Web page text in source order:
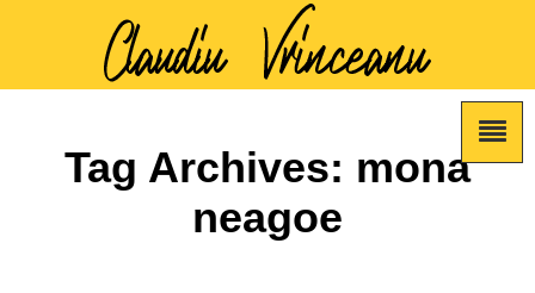
Tag Archives: mona
neagoe